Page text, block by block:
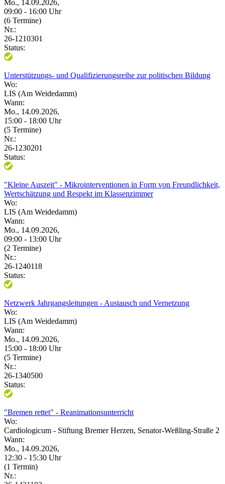
Mo., 14.09.2026,
09:00 - 16:00 Uhr
(6 Termine)
Nr.:
26-1210301
Status:
Unterstützungs- und Qualifizierungsreihe zur politischen Bildung
Wo:
LIS (Am Weidedamm)
Wann:
Mo., 14.09.2026,
15:00 - 18:00 Uhr
(5 Termine)
Nr.:
26-1230201
Status:
"Kleine Auszeit" - Mikrointerventionen in Form von Freundlichkeit,
Wertschätzung und Respekt im Klassenzimmer
Wo:
LIS (Am Weidedamm)
Wann:
Mo., 14.09.2026,
09:00 - 13:00 Uhr
(2 Termine)
Nr.:
26-1240118
Status:
Netzwerk Jahrgangsleitungen - Austausch und Vernetzung
Wo:
LIS (Am Weidedamm)
Wann:
Mo., 14.09.2026,
15:00 - 18:00 Uhr
(5 Termine)
Nr.:
26-1340500
Status:
"Bremen rettet" - Reanimationsunterricht
Wo:
Cardiologicum - Stiftung Bremer Herzen, Senator-Weßling-Straße 2
Wann:
Mo., 14.09.2026,
12:30 - 15:30 Uhr
(1 Termin)
Nr.: